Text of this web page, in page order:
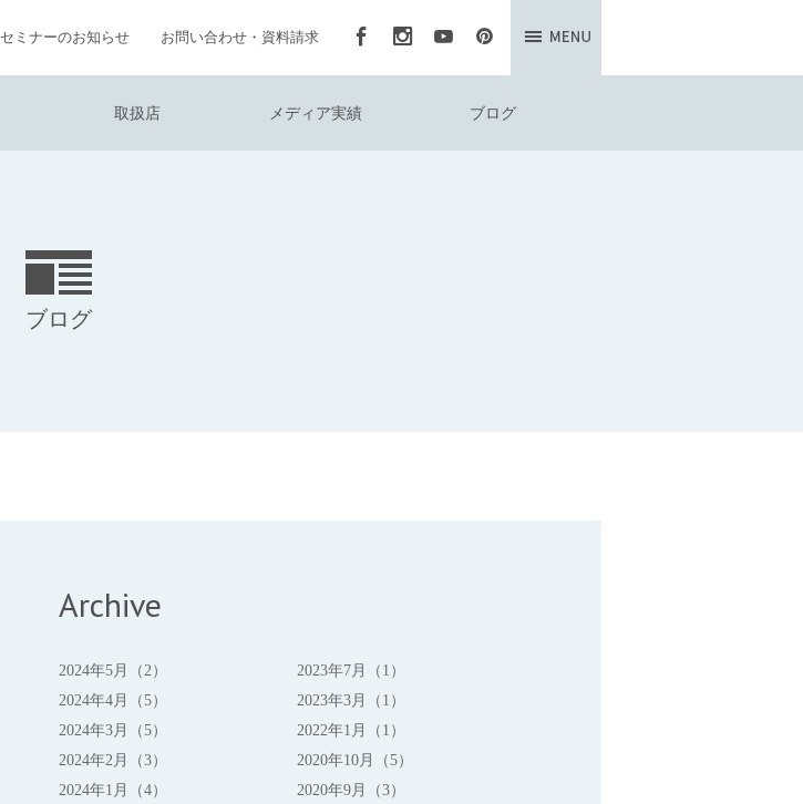
セミナーのお知らせ お問い合わせ・資料請求
取扱店 メディア実績 ブログ
ブログ
Archive
2024年5月（2）
2024年4月（5）
2024年3月（5）
2024年2月（3）
2024年1月（4）
2023年7月（1）
2023年3月（1）
2022年1月（1）
2020年10月（5）
2020年9月（3）